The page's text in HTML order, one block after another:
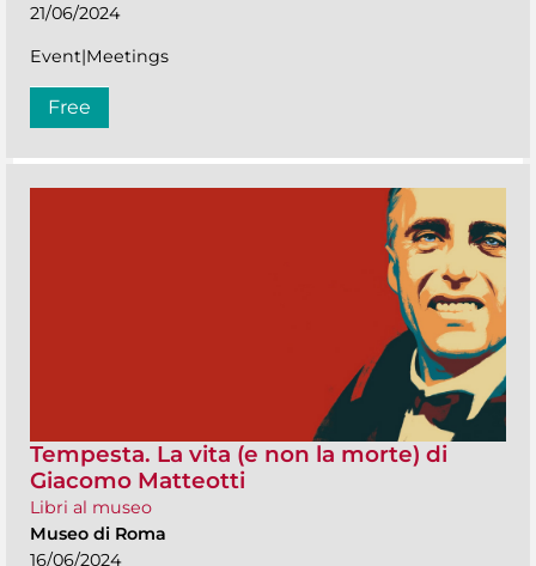
21/06/2024
Event|Meetings
Free
Tempesta. La vita (e non la morte) di
Giacomo Matteotti
Libri al museo
Museo di Roma
16/06/2024